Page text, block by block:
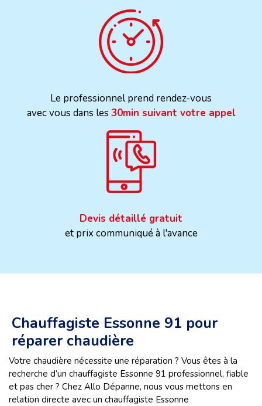
Le professionnel prend rendez-vous
avec vous dans les 30min suivant votre appel
Devis détaillé gratuit
et prix communiqué à l'avance
Chauffagiste Essonne 91 pour
réparer chaudière
Votre chaudière nécessite une réparation ? Vous êtes à la
recherche d’un chauffagiste Essonne 91 professionnel, fiable
et pas cher ? Chez Allo Dépanne, nous vous mettons en
relation directe avec un chauffagiste Essonne